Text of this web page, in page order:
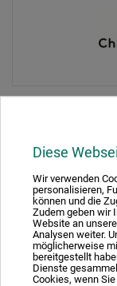
Diese
Wir verwenden
personalisieren,
können und die
Zudem geben wir
Website an
Analysen weiter.
möglicherweise
bereitgestellt
Dienste
Cookies, wenn